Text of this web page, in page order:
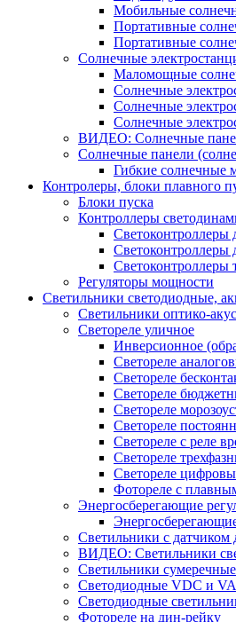
Мобильные
Портативные
Портативные
Солнечные
Маломощные
Солнечные
Солнечные
Солнечные
ВИДЕО: Солнечные
Солнечные панели
Гибкие солнечные
Контролеры, блоки плавного
Блоки пуска
Контроллеры
Светоконтроллеры
Светоконтроллеры
Светоконтроллеры
Регуляторы мощности
Светильники светодиодные,
Светильники оптико-
Светореле уличное
Инверсионное
Светореле
Светореле
Светореле
Светореле
Светореле
Светореле с реле
Светореле
Светореле
Фотореле с
Энергосберегающие
Светильники с датчиком
ВИДЕО: Светильники
Светильники
Светодиодные VDC и
Светодиодные
Фотореле на дин-рейку